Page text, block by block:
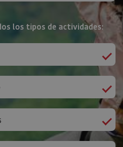
los tipos de actividades: